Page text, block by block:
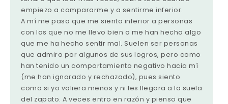
empiezo a compararme y a sentirme inferior.
A mí me pasa que me siento inferior a personas
con las que no me llevo bien o me han hecho algo
que me ha hecho sentir mal. Suelen ser personas
que admiro por algunos de sus logros, pero como
han tenido un comportamiento negativo hacia mí
(me han ignorado y rechazado), pues siento
como si yo valiera menos y ni les llegara a la suela
del zapato. A veces entro en razón y pienso que